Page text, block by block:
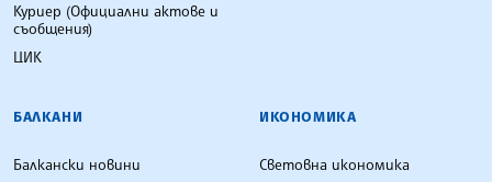
Куриер (Официални актове и
съобщения)
ЦИК
БАЛКАНИ
Балкански новини
ИКОНОМИКА
Световна икономика